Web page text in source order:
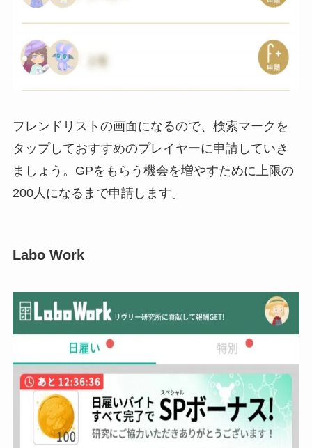
フレンドリストの画面になるので、検索マークを
タップしておすすめのプレイヤーに申請していき
ましょう。GPをもらう機会を増やすために上限の
200人になるまで申請します。
Labo Work